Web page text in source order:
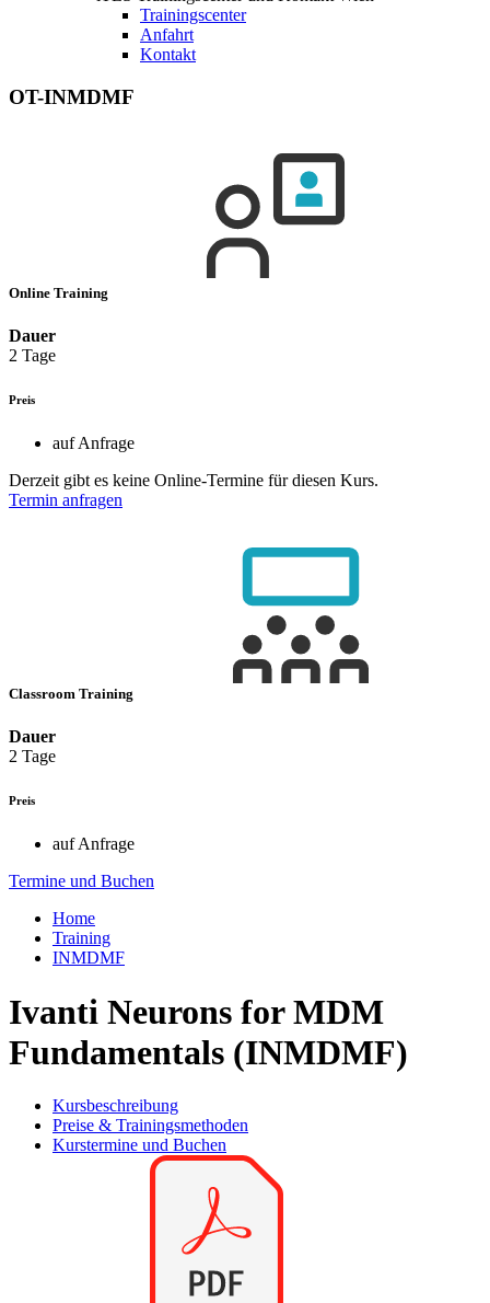
Trainingscenter
Anfahrt
Kontakt
OT-INMDMF
Online Training
Dauer
2 Tage
Preis
auf Anfrage
Derzeit gibt es keine Online-Termine für diesen Kurs.
Termin anfragen
Classroom Training
Dauer
2 Tage
Preis
auf Anfrage
Termine und Buchen
Home
Training
INMDMF
Ivanti Neurons for MDM
Fundamentals (INMDMF)
Kursbeschreibung
Preise & Trainingsmethoden
Kurstermine und Buchen